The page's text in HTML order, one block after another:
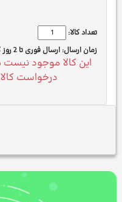
تعداد کالا:
زمان ارسال: ارسال فوری تا 2 روز کاری
این کالا موجود نیست
درخواست